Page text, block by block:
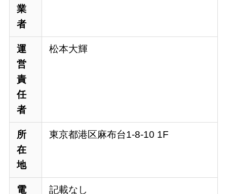
業
者
運
営
責
任
者
松本大輝
所
在
地
東京都港区麻布台1-8-10 1F
電
記載なし